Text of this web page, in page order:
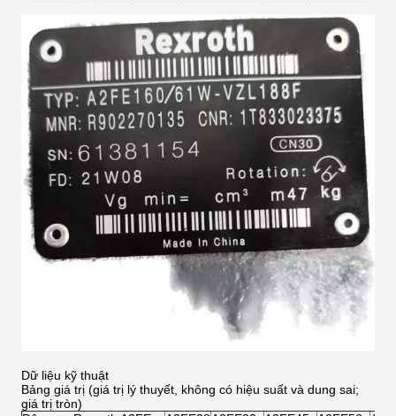
Dữ liệu kỹ thuật
Bảng giá trị (giá trị lý thuyết, không có hiệu suất và dung sai;
giá trị tròn)